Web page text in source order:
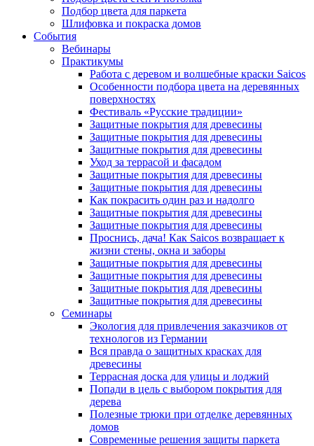
Подбор цвета для паркета
Шлифовка и покраска домов
События
Вебинары
Практикумы
Работа с деревом и волшебные краски Saicos
Особенности подбора цвета на деревянных
поверхностях
Фестиваль «Русские традиции»
Защитные покрытия для древесины
Защитные покрытия для древесины
Защитные покрытия для древесины
Уход за террасой и фасадом
Защитные покрытия для древесины
Защитные покрытия для древесины
Как покрасить один раз и надолго
Защитные покрытия для древесины
Защитные покрытия для древесины
Проснись, дача! Как Saicos возвращает к
жизни стены, окна и заборы
Защитные покрытия для древесины
Защитные покрытия для древесины
Защитные покрытия для древесины
Защитные покрытия для древесины
Семинары
Экология для привлечения заказчиков от
технологов из Германии
Вся правда о защитных красках для
древесины
Террасная доска для улицы и лоджий
Попади в цель с выбором покрытия для
дерева
Полезные трюки при отделке деревянных
домов
Современные решения защиты паркета